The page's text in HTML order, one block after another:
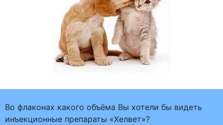
Во флаконах какого объёма Вы хотели бы видеть
инъекционные препараты «Хелвет»?